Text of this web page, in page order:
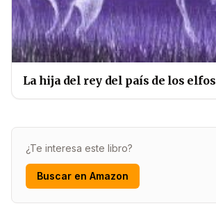
La hija del rey del país de los elfos
¿Te interesa este libro?
Buscar en Amazon